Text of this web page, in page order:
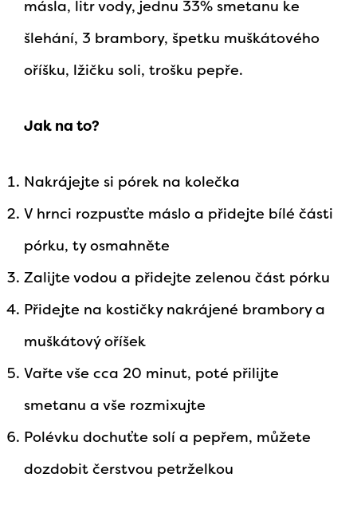
másla, litr vody, jednu 33% smetanu ke
šlehání, 3 brambory, špetku muškátového
oříšku, lžičku soli, trošku pepře.
Jak na to?
Nakrájejte si pórek na kolečka
V hrnci rozpusťte máslo a přidejte bílé části
pórku, ty osmahněte
Zalijte vodou a přidejte zelenou část pórku
Přidejte na kostičky nakrájené brambory a
muškátový oříšek
Vařte vše cca 20 minut, poté přilijte
smetanu a vše rozmixujte
Polévku dochuťte solí a pepřem, můžete
dozdobit čerstvou petrželkou